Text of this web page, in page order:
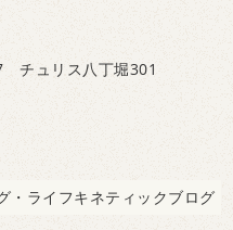
チュリス八丁堀301
・ライフキネティックブログ